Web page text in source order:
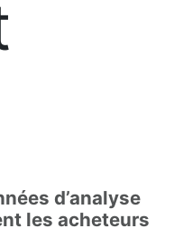
d’analyse
les acheteurs